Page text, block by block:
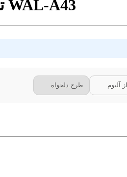
تابلو چوبی مدرن 1 تکه طرح گل کد WAL-A43
طرح دلخواه از آلبوم